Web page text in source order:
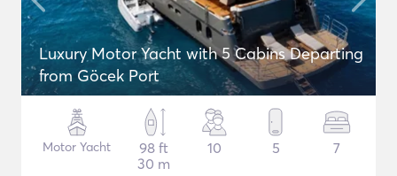
Luxury Motor Yacht with 5 Cabins Departing
from Göcek Port
Motor Yacht
98 ft
30 m
10 5 7